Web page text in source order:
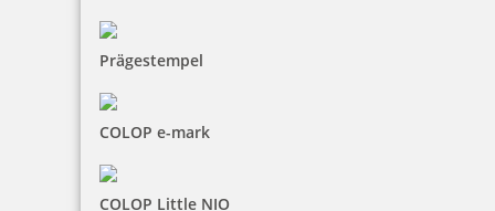
Prägestempel
COLOP e-mark
COLOP Little NIO